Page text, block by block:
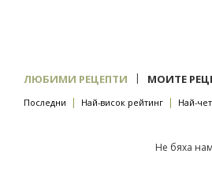
ЛЮБИМИ РЕЦЕПТИ | МОИТЕ
Последни | Най-висок рейтинг | Най-
Не бяха